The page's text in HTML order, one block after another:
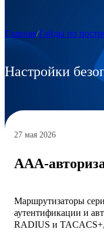
Главная Гайды по
Настройки
27 мая 2026
AAA-
Маршрутизаторы
аутентификации и
RADIUS и TACACS+,